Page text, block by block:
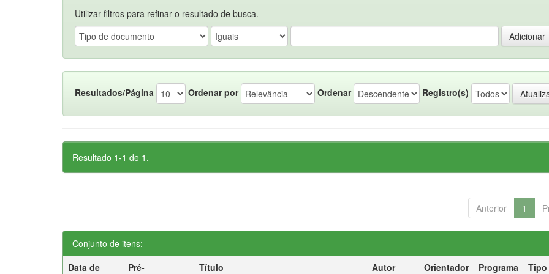
Utilizar filtros para refinar o resultado de busca.
Resultados/Página Ordenar por Ordenar Registro(s)
Resultado 1-1 de 1.
Anterior 1
Conjunto de itens:
Data de
Pré-
Título Autor Orientador Programa
Tipo